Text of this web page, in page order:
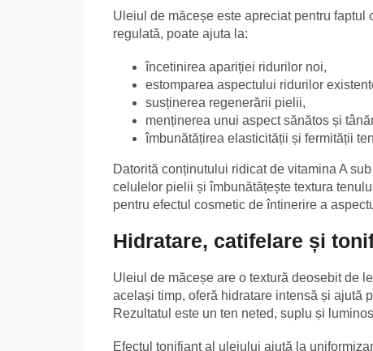
Uleiul de măceșe este apreciat pentru
regulată, poate ajuta la:
încetinirea apariției ridurilor noi,
estomparea aspectului ridurilor
susținerea regenerării pielii,
menținerea unui aspect sănătos și
îmbunătățirea elasticității și fermității
Datorită conținutului ridicat de vitamina A
celulelor pielii și îmbunătățește textura
pentru efectul cosmetic de întinerire a
Hidratare, catifelare și
Uleiul de măceșe are o textură deosebit de
același timp, oferă hidratare intensă și ajută
Rezultatul este un ten neted, suplu și
Efectul tonifiant al uleiului ajută la